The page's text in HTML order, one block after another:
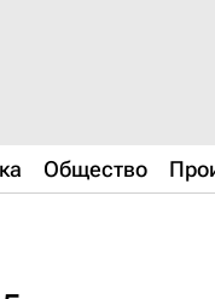
Общество